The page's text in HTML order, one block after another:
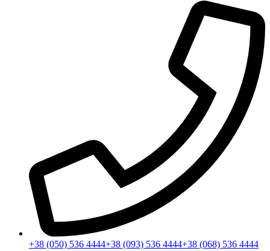
+38 (050) 536 4444+38 (093) 536 4444+38 (068) 536 4444